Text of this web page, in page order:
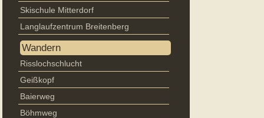
Skischule Mitterdorf
Langlaufzentrum Breitenberg
Wandern
Risslochschlucht
Geißkopf
Baierweg
Böhmweg